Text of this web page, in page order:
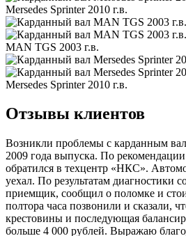
Mersedes Sprinter 2010 г.в.
MAN TGS 2003 г.в.
Mersedes Sprinter 2010 г.в.
Отзывы клиентов
Возникли проблемы с карданным
2009 года выпуска. По рекомендации
обратился в техцентр «НКС».
уехал. По результатам диагностики
приемщик, сообщил о поломке и
полтора часа позвонили и сказали,
крестовины и последующая
больше 4 000 рублей. Выражаю